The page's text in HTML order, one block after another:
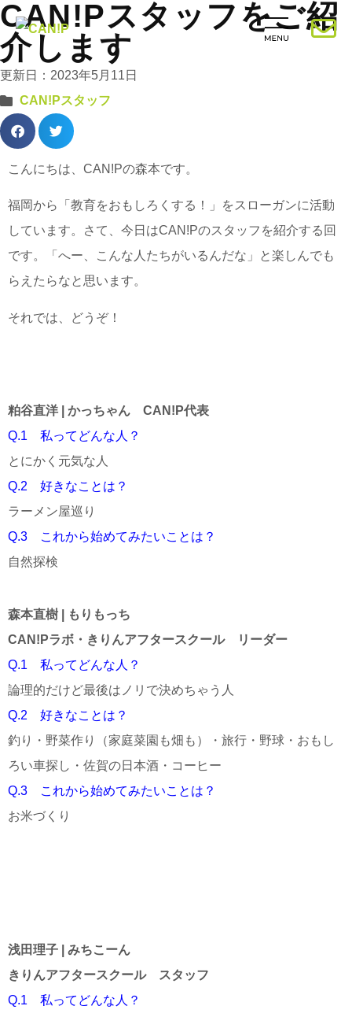
CAN!Pスタッフをご紹
介します
更新日：2023年5月11日
CAN!Pスタッフ
こんにちは、CAN!Pの森本です。
福岡から「教育をおもしろくする！」をスローガンに活動
しています。さて、今日はCAN!Pのスタッフを紹介する回
です。「へー、こんな人たちがいるんだな」と楽しんでも
らえたらなと思います。
それでは、どうぞ！
粕谷直洋 | かっちゃん CAN!P代表
Q.1 私ってどんな人？
とにかく元気な人
Q.2 好きなことは？
ラーメン屋巡り
Q.3 これから始めてみたいことは？
自然探検
森本直樹 | もりもっち
CAN!Pラボ・きりんアフタースクール リーダー
Q.1 私ってどんな人？
論理的だけど最後はノリで決めちゃう人
Q.2 好きなことは？
釣り・野菜作り（家庭菜園も畑も）・旅行・野球・おもし
ろい車探し・佐賀の日本酒・コーヒー
Q.3 これから始めてみたいことは？
お米づくり
浅田理子 | みちこーん
きりんアフタースクール スタッフ
Q.1 私ってどんな人？